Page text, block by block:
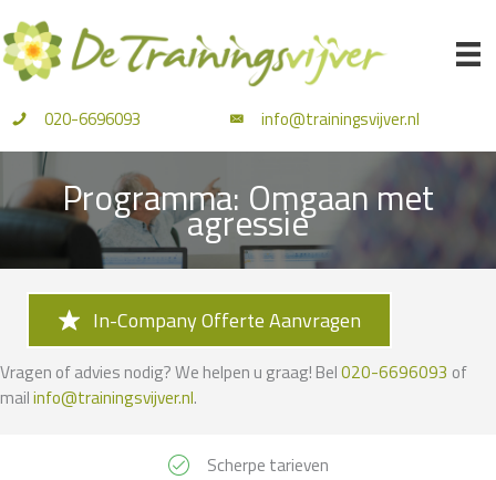
naar
de
inhoud
020-6696093 info@trainingsvijver.nl
Programma: Omgaan met
agressie
In-Company Offerte Aanvragen
Vragen of advies nodig? We helpen u graag! Bel020-6696093 of
mailinfo@trainingsvijver.nl.
Scherpe tarieven